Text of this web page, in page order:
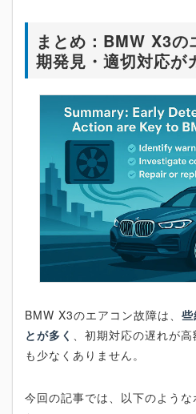
まとめ：BMW X3の
期発見・適切対応が
BMW X3のエアコン故障は、
とが多く
、初期対応の遅れが
も少なくありません。
今回の記事では、以下のよう